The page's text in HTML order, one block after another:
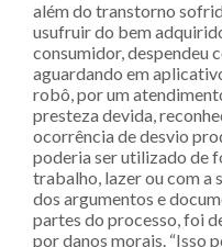
além do transtorno
usufruir do bem
consumidor, despendeu
aguardando em
robô, por um
presteza devida,
ocorrência de desvio
poderia ser utilizado de
trabalho, lazer ou com a
dos argumentos e
partes do processo, foi
por danos morais. “Isso